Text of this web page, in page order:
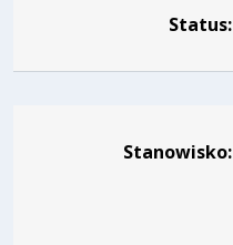
Status:
Stanowisko: